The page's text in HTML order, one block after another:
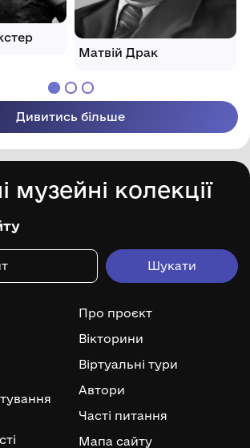
Матвій Драк
Дивитись більше
музейні колекції
Про проєкт
Вікторини
Віртуальні тури
Автори
Часті питання
Мапа сайту